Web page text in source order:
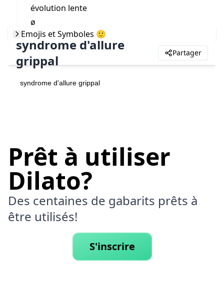
évolution lente
ø
Emojis et Symboles 🙂
syndrome d'allure
grippal
Partager
syndrome d'allure grippal
Prêt à utiliser
Dilato?
Des centaines de gabarits prêts à
être utilisés!
S'inscrire